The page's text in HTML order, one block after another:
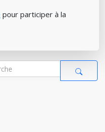
pour participer à la